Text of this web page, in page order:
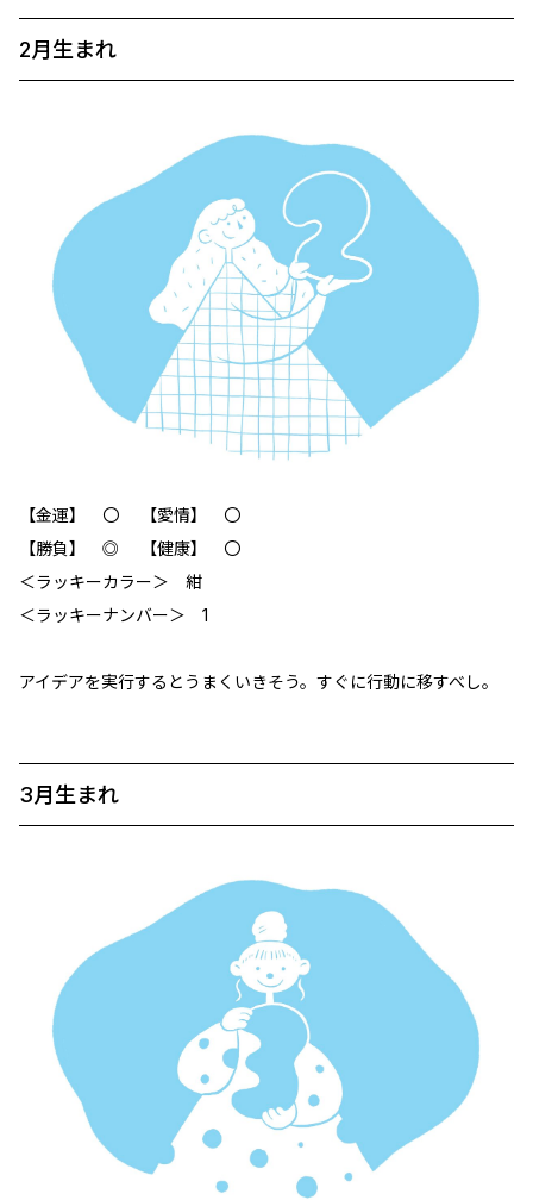
2月生まれ
【金運】 〇 【愛情】 〇
【勝負】 ◎ 【健康】 〇
＜ラッキーカラー＞ 紺
＜ラッキーナンバー＞ 1
アイデアを実行するとうまくいきそう。すぐに行動に移すべし。
3月生まれ